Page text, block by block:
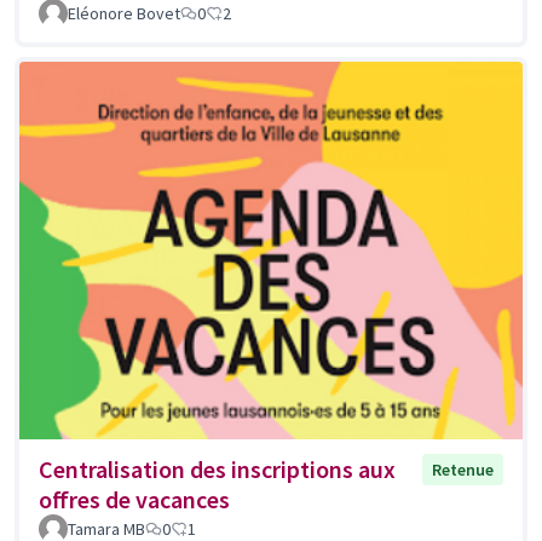
Eléonore Bovet 0 2
Centralisation des inscriptions aux
offres de vacances
Retenue
Tamara MB 0 1